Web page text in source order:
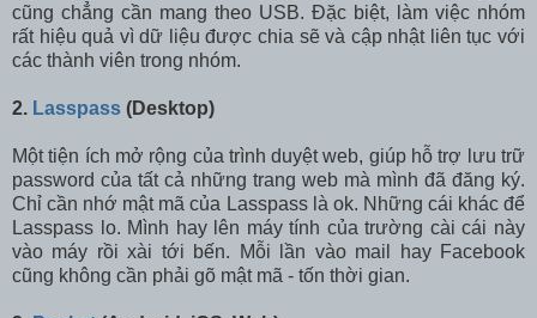
cũng chẳng cần mang theo USB. Đặc biệt, làm việc nhóm
rất hiệu quả vì dữ liệu được chia sẽ và cập nhật liên tục với
các thành viên trong nhóm.
2. Lasspass (Desktop)
Một tiện ích mở rộng của trình duyệt web, giúp hỗ trợ lưu trữ
password của tất cả những trang web mà mình đã đăng ký.
Chỉ cần nhớ mật mã của Lasspass là ok. Những cái khác để
Lasspass lo. Mình hay lên máy tính của trường cài cái này
vào máy rồi xài tới bến. Mỗi lần vào mail hay Facebook
cũng không cần phải gõ mật mã - tốn thời gian.